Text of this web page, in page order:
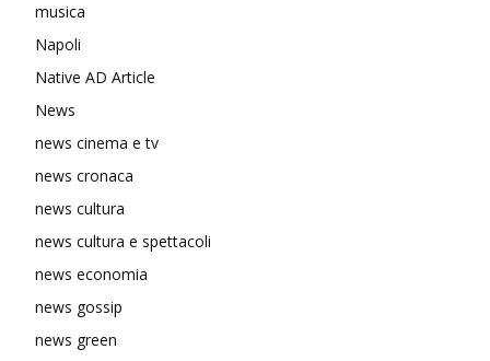
musica
Napoli
Native AD Article
News
news cinema e tv
news cronaca
news cultura
news cultura e spettacoli
news economia
news gossip
news green